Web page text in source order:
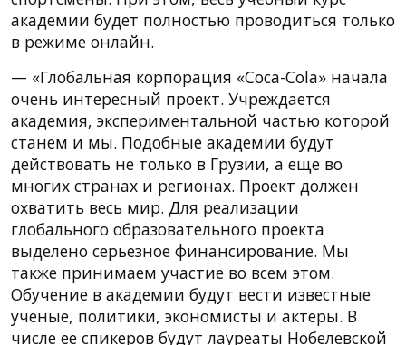
академии будет полностью проводиться только
в режиме онлайн.
— «Глобальная корпорация «Coca-Cola» начала
очень интересный проект. Учреждается
академия, экспериментальной частью которой
станем и мы. Подобные академии будут
действовать не только в Грузии, а еще во
многих странах и регионах. Проект должен
охватить весь мир. Для реализации
глобального образовательного проекта
выделено серьезное финансирование. Мы
также принимаем участие во всем этом.
Обучение в академии будут вести известные
ученые, политики, экономисты и актеры. В
числе ее спикеров будут лауреаты Нобелевской